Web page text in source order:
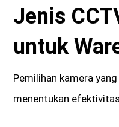
Jenis
untuk
Pemilihan kamera
menentukan